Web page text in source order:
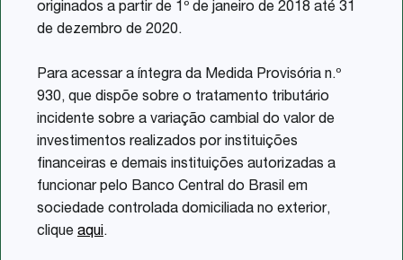
originados a partir de 1º de janeiro de 2018 até 31
de dezembro de 2020.
Para acessar a íntegra da Medida Provisória n.º
930, que dispõe sobre o tratamento tributário
incidente sobre a variação cambial do valor de
investimentos realizados por instituições
financeiras e demais instituições autorizadas a
funcionar pelo Banco Central do Brasil em
sociedade controlada domiciliada no exterior,
clique aqui.